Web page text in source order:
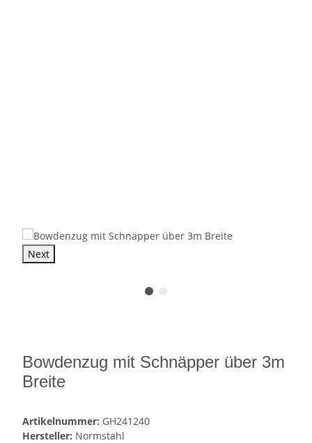
Next
Bowdenzug mit Schnäpper über 3m
Breite
Artikelnummer: GH241240
Hersteller: Normstahl